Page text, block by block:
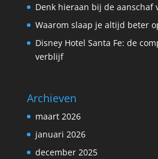
Denk hieraan bij de aanschaf
Waarom slaap je altijd beter
Disney Hotel Santa Fe: de
verblijf
Archieven
maart 2026
januari 2026
december 2025